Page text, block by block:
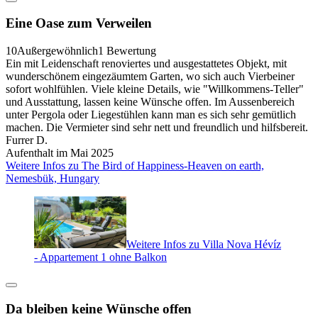
Eine Oase zum Verweilen
10Außergewöhnlich1 Bewertung
Ein mit Leidenschaft renoviertes und ausgestattetes Objekt, mit
wunderschönem eingezäumtem Garten, wo sich auch Vierbeiner
sofort wohlfühlen. Viele kleine Details, wie "Willkommens-Teller"
und Ausstattung, lassen keine Wünsche offen. Im Aussenbereich
unter Pergola oder Liegestühlen kann man es sich sehr gemütlich
machen. Die Vermieter sind sehr nett und freundlich und hilfsbereit.
Furrer D.
Aufenthalt im Mai 2025
Weitere Infos zu The Bird of Happiness-Heaven on earth,
Nemesbük, Hungary
Weitere Infos zu Villa Nova Hévíz
- Appartement 1 ohne Balkon
Da bleiben keine Wünsche offen